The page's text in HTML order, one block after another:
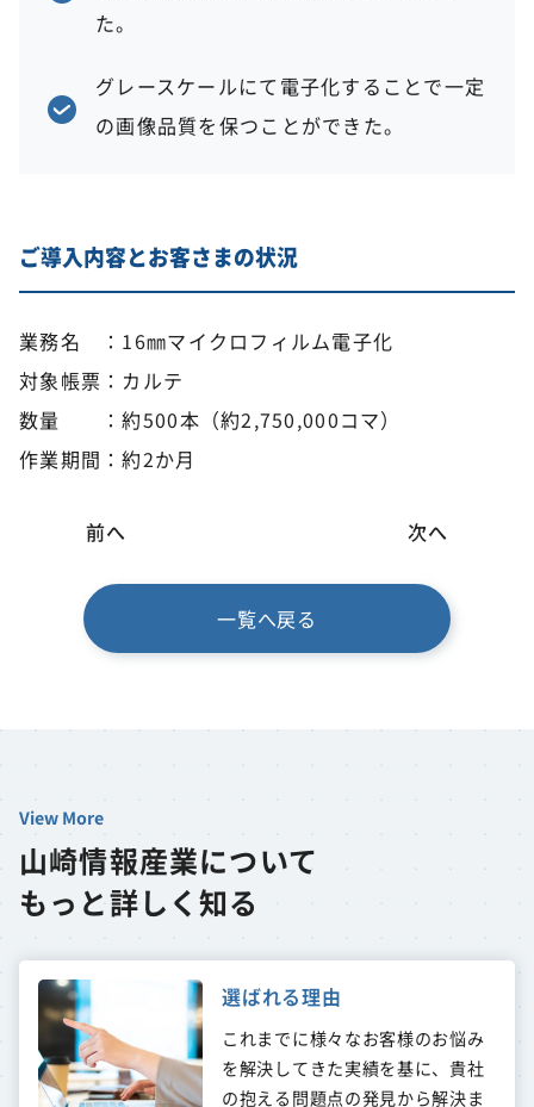
た。
グレースケールにて電子化することで一定
の画像品質を保つことができた。
ご導入内容とお客さまの状況
業務名 ：16㎜マイクロフィルム電子化
対象帳票：カルテ
数量 ：約500本（約2,750,000コマ）
作業期間：約2か月
前へ 次へ
一覧へ戻る
View More
山崎情報産業について
もっと詳しく知る
選ばれる理由
これまでに様々なお客様のお悩み
を解決してきた実績を基に、貴社
の抱える問題点の発見から解決ま